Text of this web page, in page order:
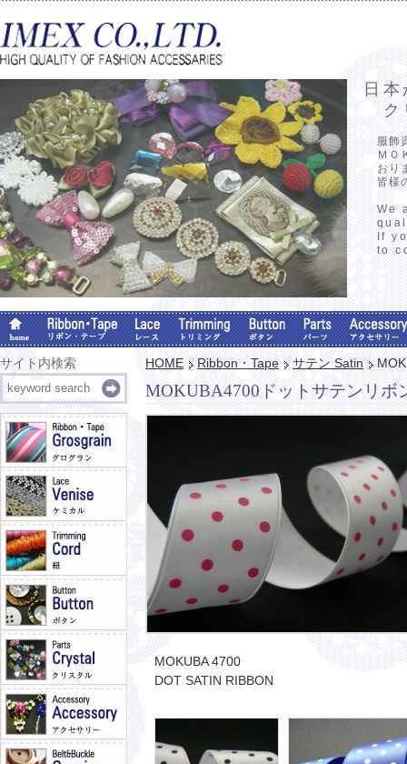
日
ク
服飾
ＭＯ
おり
皆様
We
If
to
サイト内検索 HOME Ribbon・Tape サテン Satin
MOKUBA4700ドットサテンリボ
MOKUBA 4700
DOT SATIN RIBBON